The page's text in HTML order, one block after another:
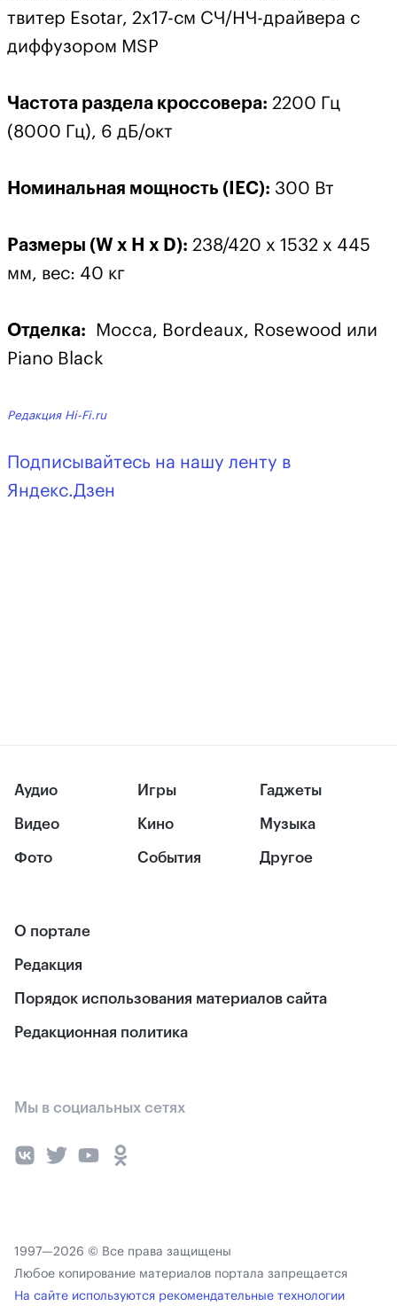
твитер Esotar, 2х17-см СЧ/НЧ-драйвера с
диффузором MSP
Частота раздела кроссовера: 2200 Гц
(8000 Гц), 6 дБ/окт
Номинальная мощность (IEC): 300 Вт
Размеры (W x H x D): 238/420 x 1532 x 445
мм, вес: 40 кг
Отделка: Mocca, Bordeaux, Rosewood или
Piano Black
Редакция Hi-Fi.ru
Подписывайтесь на нашу ленту в
Яндекс.Дзен
Аудио
Видео
Фото
Игры
Кино
События
Гаджеты
Музыка
Другое
О портале
Редакция
Порядок использования материалов сайта
Редакционная политика
Мы в социальных сетях
1997—2026 © Все права защищены
Любое копирование материалов портала запрещается
На сайте используются рекомендательные технологии